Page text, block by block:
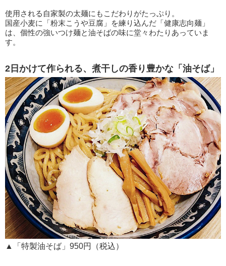
使用される自家製の太麺にもこだわりがたっぷり。
国産小麦に「粉末こうや豆腐」を練り込んだ「健康志向麺」
は、個性の強いつけ麺と油そばの味に堂々わたりあっていま
す。
2日かけて作られる、煮干しの香り豊かな「油そば」
▲「特製油そば」950円（税込）